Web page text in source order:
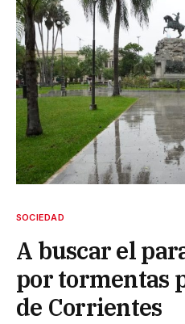
SOCIEDAD
A buscar el
por tormentas
de Corrientes